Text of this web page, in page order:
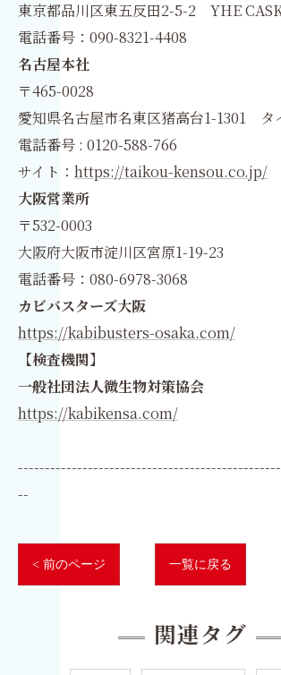
東京都品川区東五反田2-5-2 YHE
電話番号：090-8321-4408
名古屋本社
〒465-0028
愛知県名古屋市名東区猪高台1-1301 タ
電話番号 : 0120-588-766
サイト： https://taikou-kensou.co.jp/
大阪営業所
〒532-0003
大阪府大阪市淀川区宮原1-19-23
電話番号：080-6978-3068
カビバスターズ大阪
https://kabibusters-osaka.com/
【検査機関】
一般社団法人微生物対策協会
https://kabikensa.com/
--
< 前のページ 一覧に戻る
関連タグ